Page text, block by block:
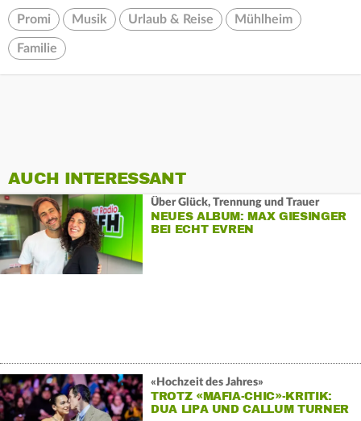
Promi Musik Urlaub & Reise Mühlheim
Familie
AUCH INTERESSANT
Über Glück, Trennung und Trauer
NEUES ALBUM: MAX GIESINGER
BEI ECHT EVREN
«Hochzeit des Jahres»
TROTZ «MAFIA-CHIC»-KRITIK:
DUA LIPA UND CALLUM TURNER